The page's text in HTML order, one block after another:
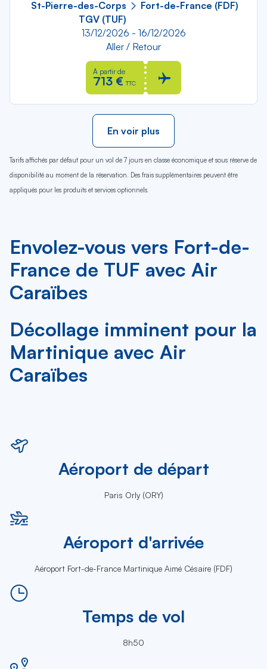
St-Pierre-des-Corps
TGV (TUF)
Fort-de-France (FDF)
13/12/2026 - 16/12/2026
Aller / Retour
À partir de
713 € TTC
En voir plus
Tarifs affichés par défaut pour un vol de 7 jours en classe économique et sous réserve de
disponibilité au moment de la réservation. Des frais supplémentaires peuvent être
appliqués pour les produits et services optionnels.
Envolez-vous vers Fort-de-
France de TUF avec Air
Caraïbes
Décollage imminent pour la
Martinique avec Air
Caraïbes
Aéroport de départ
Paris Orly (ORY)
Aéroport d'arrivée
Aéroport Fort-de-France Martinique Aimé Césaire (FDF)
Temps de vol
8h50